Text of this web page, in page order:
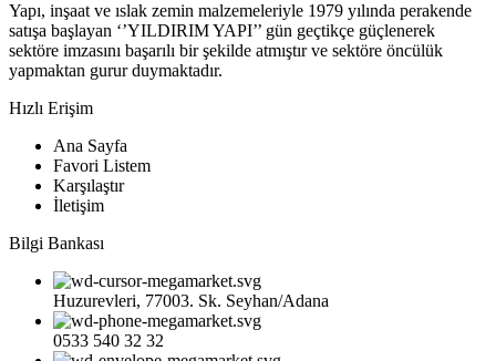
Yapı, inşaat ve ıslak zemin malzemeleriyle 1979 yılında perakende
satışa başlayan ‘’YILDIRIM YAPI’’ gün geçtikçe güçlenerek
sektöre imzasını başarılı bir şekilde atmıştır ve sektöre öncülük
yapmaktan gurur duymaktadır.
Hızlı Erişim
Ana Sayfa
Favori Listem
Karşılaştır
İletişim
Bilgi Bankası
Huzurevleri, 77003. Sk. Seyhan/Adana
0533 540 32 32